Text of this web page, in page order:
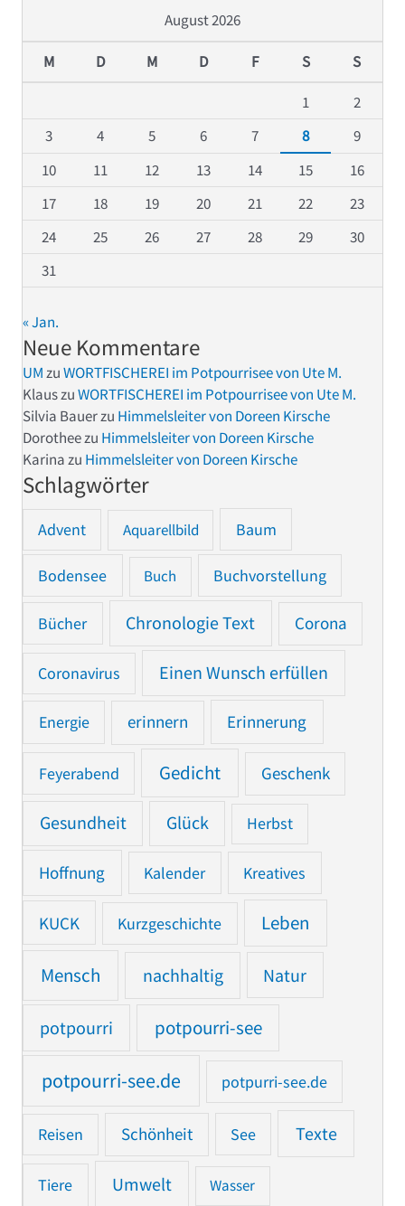
August 2026
M D M D F S S
1
2
3
4 5 6 7 8
9
10
11 12 13 14 15
16
17
18 19 20 21 22
23
24
25 26 27 28 29
30
31
« Jan.
Neue Kommentare
UMzuWORTFISCHEREI im Potpourrisee von Ute M.
KlauszuWORTFISCHEREI im Potpourrisee von Ute M.
Silvia Bauerzu Himmelsleiter von Doreen Kirsche
Dorotheezu Himmelsleiter von Doreen Kirsche
Karinazu Himmelsleiter von Doreen Kirsche
Schlagwörter
Advent Aquarellbild Baum
Bodensee Buch Buchvorstellung
Bücher Chronologie Text Corona
Coronavirus Einen Wunsch erfüllen
Energie erinnern Erinnerung
Feyerabend Gedicht Geschenk
Gesundheit Glück Herbst
Hoffnung Kalender Kreatives
KUCK Kurzgeschichte Leben
Mensch nachhaltig Natur
potpourri potpourri-see
potpourri-see.de potpurri-see.de
Reisen Schönheit See Texte
Tiere Umwelt Wasser